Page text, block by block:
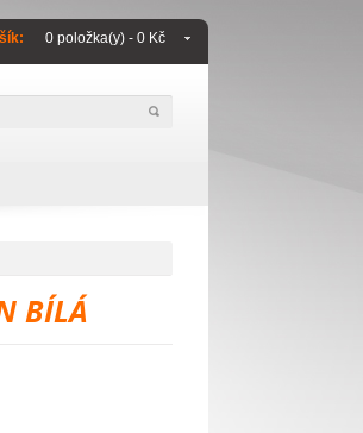
0 položka(y) - 0 Kč
BÍLÁ